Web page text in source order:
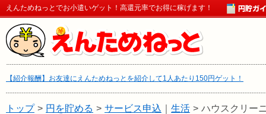
えんためねっとでお小遣いゲット！高還元率でお得に稼げます！
【紹介報酬】お友達にえんためねっとを紹介して1人あたり150円ゲット！
トップ > 円を貯める > サービス申込 生活 > ハウスクリー